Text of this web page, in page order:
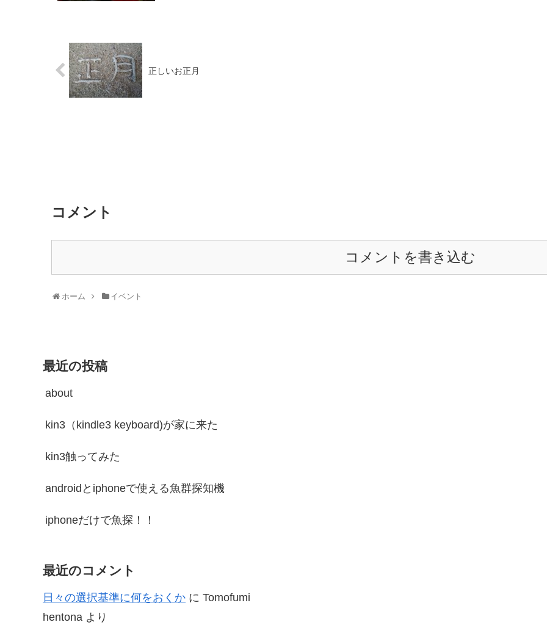
正しいお正月
コメント
コメントを書き込む
ホーム イベント
最近の投稿
about
kin3（kindle3 keyboard)が家に来た
kin3触ってみた
androidとiphoneで使える魚群探知機
iphoneだけで魚探！！
最近のコメント
日々の選択基準に何をおくか に Tomofumi
hentona より